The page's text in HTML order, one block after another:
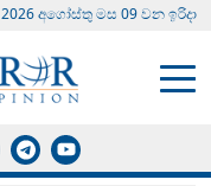
2026 අගෝස්‍තු මස 09 වන ඉරිදා